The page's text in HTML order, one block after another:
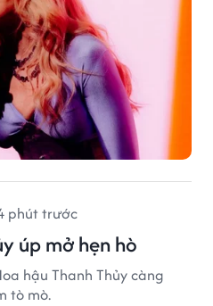
phút trước
úp mở hẹn hò
hậu Thanh Thủy càng
tò mò.